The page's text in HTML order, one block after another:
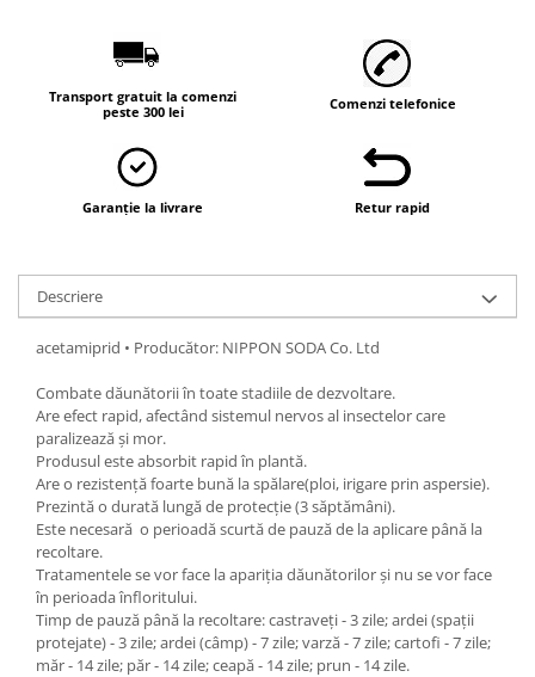
Transport gratuit la comenzi
peste 300 lei
Comenzi telefonice
Garanție la livrare Retur rapid
Descriere
acetamiprid • Producător: NIPPON SODA Co. Ltd
Combate dăunătorii în toate stadiile de dezvoltare.
Are efect rapid, afectând sistemul nervos al insectelor care
paralizează şi mor.
Produsul este absorbit rapid în plantă.
Are o rezistenţă foarte bună la spălare(ploi, irigare prin aspersie).
Prezintă o durată lungă de protecţie (3 săptămâni).
Este necesară o perioadă scurtă de pauză de la aplicare până la
recoltare.
Tratamentele se vor face la apariţia dăunătorilor şi nu se vor face
în perioada înfloritului.
Timp de pauză până la recoltare: castraveţi - 3 zile; ardei (spaţii
protejate) - 3 zile; ardei (câmp) - 7 zile; varză - 7 zile; cartofi - 7 zile;
măr - 14 zile; păr - 14 zile; ceapă - 14 zile; prun - 14 zile.